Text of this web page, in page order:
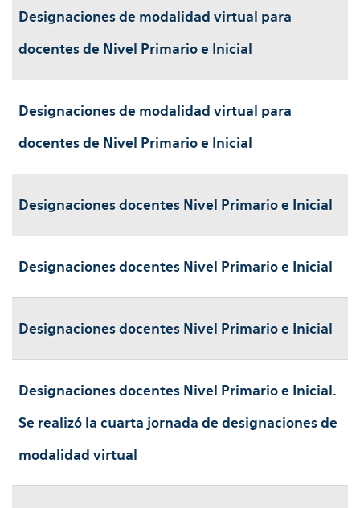
Designaciones de modalidad virtual para
docentes de Nivel Primario e Inicial
Designaciones de modalidad virtual para
docentes de Nivel Primario e Inicial
Designaciones docentes Nivel Primario e Inicial
Designaciones docentes Nivel Primario e Inicial
Designaciones docentes Nivel Primario e Inicial
Designaciones docentes Nivel Primario e Inicial.
Se realizó la cuarta jornada de designaciones de
modalidad virtual